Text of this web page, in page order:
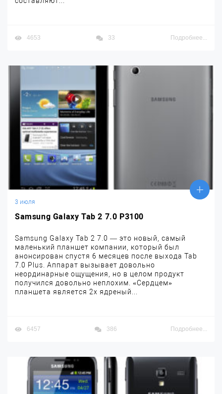
4653 33 Подробнее...
3 июля
Samsung Galaxy Tab 2 7.0 P3100
Samsung Galaxy Tab 2 7.0 — это новый, самый
маленький планшет компании, который был
анонсирован спустя 6 месяцев после выхода Tab
7.0 Plus. Аппарат вызывает довольно
неординарные ощущения, но в целом продукт
получился довольно неплохим. «Сердцем»
планшета является 2х ядреный...
6457 386 Подробнее...